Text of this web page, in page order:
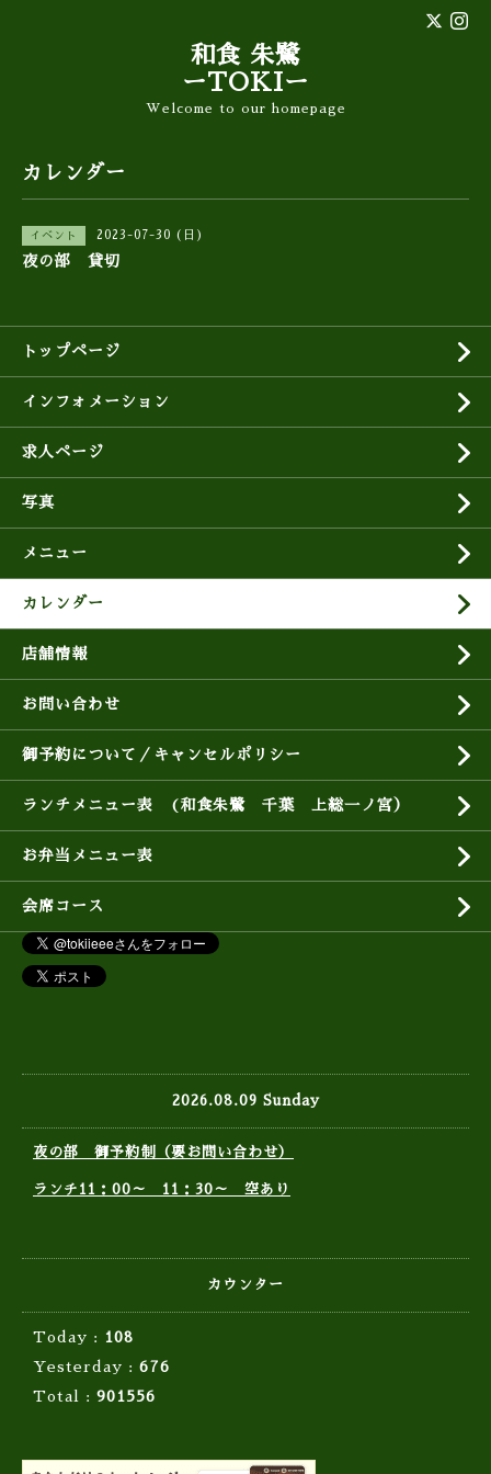
和食 朱鷺
ーTOKIー
Welcome to our homepage
カレンダー
イベント 2023-07-30 (日)
夜の部 貸切
トップページ
インフォメーション
求人ページ
写真
メニュー
カレンダー
店舗情報
お問い合わせ
御予約について／キャンセルポリシー
ランチメニュー表 (和食朱鷺 千葉 上総一ノ宮）
お弁当メニュー表
会席コース
2026.08.09 Sunday
夜の部 御予約制（要お問い合わせ）
ランチ11：00～ 11：30～ 空あり
カウンター
Today :
108
Yesterday : 676
Total : 901556